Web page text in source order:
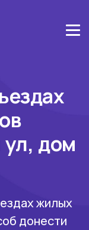
дом
жилых
донести